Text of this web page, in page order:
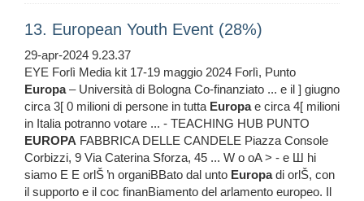
13. European Youth Event (28%)
29-apr-2024 9.23.37
EYE Forlì Media kit 17-19 maggio 2024 Forlì, Punto
Europa– Università di Bologna Co-finanziato ... e il ] giugno
circa 3[ 0 milioni di persone in tutta Europae circa 4[ milioni
in Italia potranno votare ... - TEACHING HUB PUNTO
EUROPA FABBRICA DELLE CANDELE Piazza Console
Corbizzi, 9 Via Caterina Sforza, 45 ... W о oA > - e Ш hi
siamo E E orlŠ ŉ organiBBato dal unto Europadi orlŠ, con
il supporto e il coс finanBiamento del arlamento europeo. Il